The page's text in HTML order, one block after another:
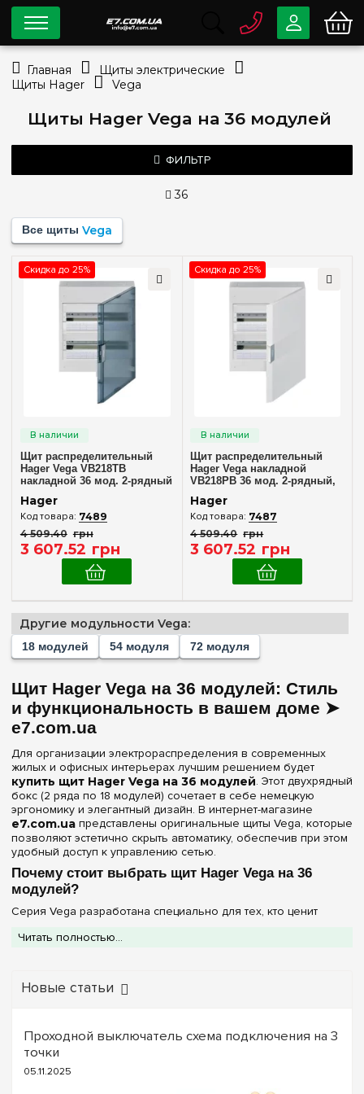
Щиты Hager Vega на 36 модулей
ФИЛЬТР
18(+3)
36
54(+2)
(+2)
Комплектация клеммами PE+N
В комплекте(2)
Прозрачная
Степень защиты IP
IP40(2)
Дверь
Непрозрачная(1)
Прозрачная(1)
36
Все щиты Vega
Скидка до 25%
Щит распределительный
Hager Vega VB218TB
накладной 36 мод. 2-рядный
Hager
7489
4 509.40 грн
3 607.52 грн
Скидка до 25%
Щит распределительный
Hager Vega накладной
VB218PB 36 мод. 2-рядный,
Hager
7487
4 509.40 грн
3 607.52 грн
Другие модульности Vega:
18 модулей 54 модуля 72 модуля
Щит Hager Vega на 36 модулей: Стиль
и функциональность в вашем доме ➤
e7.com.ua
Для организации электрораспределения в современных
жилых и офисных интерьерах лучшим решением будет
купить щит Hager Vega на 36 модулей. Этот двухрядный
бокс (2 ряда по 18 модулей) сочетает в себе немецкую
эргономику и элегантный дизайн. В интернет-магазине
e7.com.ua представлены оригинальные щиты Vega, которые
позволяют эстетично скрыть автоматику, обеспечив при этом
удобный доступ к управлению сетью.
Почему стоит выбрать щит Hager Vega на 36
модулей?
Серия Vega разработана специально для тех, кто ценит
Оптимальная вместимость:
Клеммы PE+N в комплекте:
гарантирует быстрый и качественный монтаж.
Вариативность дверцы:В ассортименте представлены
модели с
мониторинга состояния приборов) и
Читать полностью...
Новые статьи
Проходной выключатель схема подключения на 3
точки
05.11.2025
0 800 33-63-07
044334-79-78
Viber Telegram
Главная
Щиты электрические
Щиты Hager
Vega